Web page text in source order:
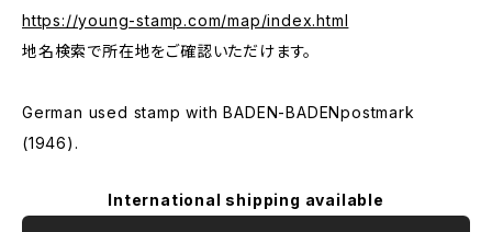
https://young-stamp.com/map/index.html
地名検索で所在地をご確認いただけます。
German used stamp with BADEN-BADENpostmark
(1946).
International shipping available